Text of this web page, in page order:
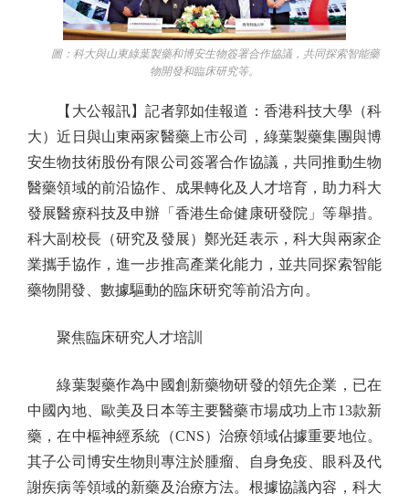
圖：科大與山東綠葉製藥和博安生物簽署合作協議，共同探索智能藥
物開發和臨床研究等。
【大公報訊】記者郭如佳報道：香港科技大學（科
大）近日與山東兩家醫藥上市公司，綠葉製藥集團與博
安生物技術股份有限公司簽署合作協議，共同推動生物
醫藥領域的前沿協作、成果轉化及人才培育，助力科大
發展醫療科技及申辦「香港生命健康研發院」等舉措。
科大副校長（研究及發展）鄭光廷表示，科大與兩家企
業攜手協作，進一步推高產業化能力，並共同探索智能
藥物開發、數據驅動的臨床研究等前沿方向。
聚焦臨床研究人才培訓
綠葉製藥作為中國創新藥物研發的領先企業，已在
中國內地、歐美及日本等主要醫藥市場成功上市13款新
藥，在中樞神經系統（CNS）治療領域佔據重要地位。
其子公司博安生物則專注於腫瘤、自身免疫、眼科及代
謝疾病等領域的新藥及治療方法。根據協議內容，科大